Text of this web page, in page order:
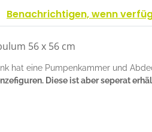
Benachrichtigen, wenn
56 x 56 cm
hat eine Pumpenkammer und
Diese ist aber seperat